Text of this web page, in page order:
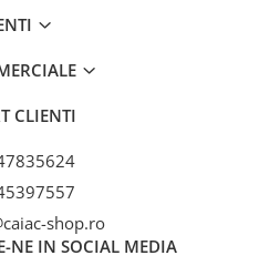
CLIENTI
shop.ro
NE IN SOCIAL MEDIA